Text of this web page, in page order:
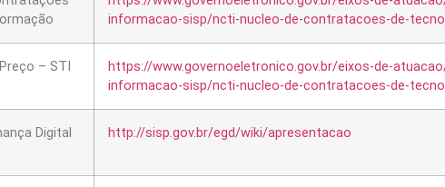
informacao-sisp/ncti-nucleo-de-contratacoes-de-
– STI
https://www.governoeletronico.gov.br/eixos-de-
informacao-sisp/ncti-nucleo-de-contratacoes-de-
Digital
http://sisp.gov.br/egd/wiki/apresentacao